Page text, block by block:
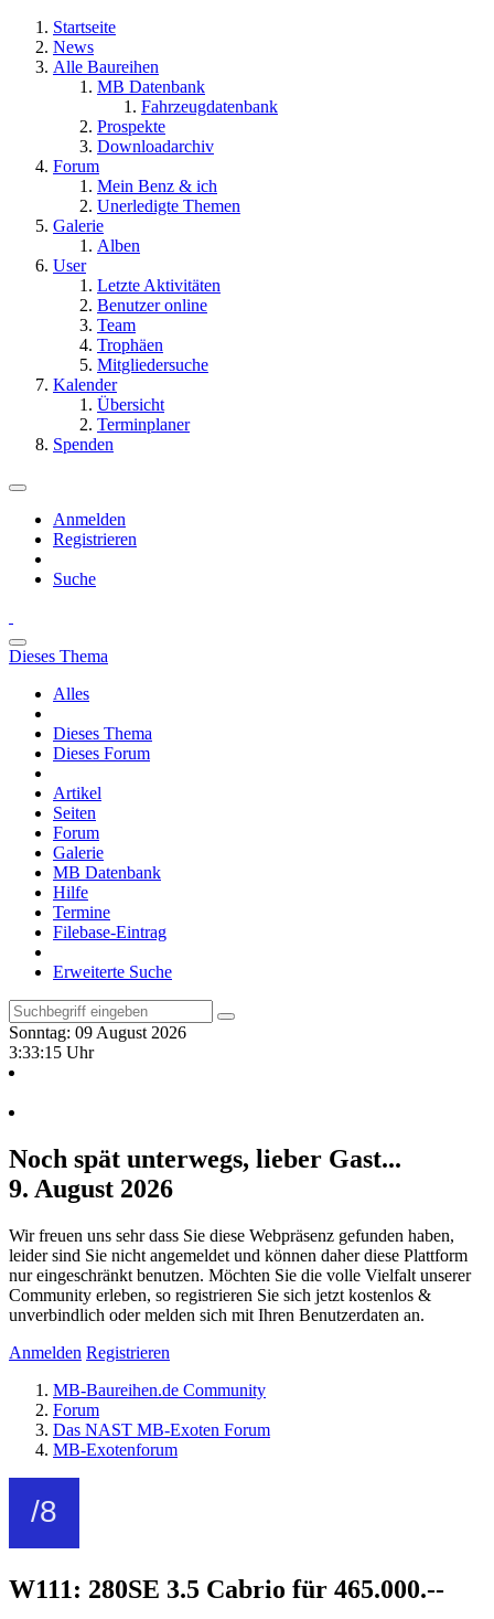
Startseite
News
Alle Baureihen
MB Datenbank
Fahrzeugdatenbank
Prospekte
Downloadarchiv
Forum
Mein Benz & ich
Unerledigte Themen
Galerie
Alben
User
Letzte Aktivitäten
Benutzer online
Team
Trophäen
Mitgliedersuche
Kalender
Übersicht
Terminplaner
Spenden
Anmelden
Registrieren
Suche
Dieses Thema
Alles
Dieses Thema
Dieses Forum
Artikel
Seiten
Forum
Galerie
MB Datenbank
Hilfe
Termine
Filebase-Eintrag
Erweiterte Suche
Sonntag: 09 August 2026
3:33:16 Uhr
Noch spät unterwegs, lieber Gast...
9. August 2026
Wir freuen uns sehr dass Sie diese Webpräsenz gefunden haben,
leider sind Sie nicht angemeldet und können daher diese Plattform
nur eingeschränkt benutzen. Möchten Sie die volle Vielfalt unserer
Community erleben, so registrieren Sie sich jetzt kostenlos &
unverbindlich oder melden sich mit Ihren Benutzerdaten an.
Anmelden Registrieren
MB-Baureihen.de Community
Forum
Das NAST MB-Exoten Forum
MB-Exotenforum
W111: 280SE 3.5 Cabrio für 465.000.--